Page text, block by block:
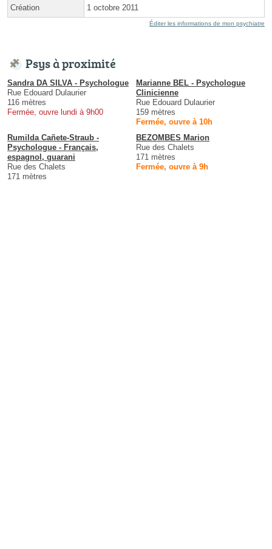
Création 1 octobre 2011
Éditer les informations de mon psychiatre
Psys à proximité
Sandra DA SILVA - Psychologue
Rue Edouard Dulaurier
116 mètres
Fermée, ouvre lundi à 9h00
Marianne BEL - Psychologue
Clinicienne
Rue Edouard Dulaurier
159 mètres
Fermée, ouvre à 10h
Rumilda Cañete-Straub -
Psychologue - Français,
espagnol, guarani
Rue des Chalets
171 mètres
BEZOMBES Marion
Rue des Chalets
171 mètres
Fermée, ouvre à 9h